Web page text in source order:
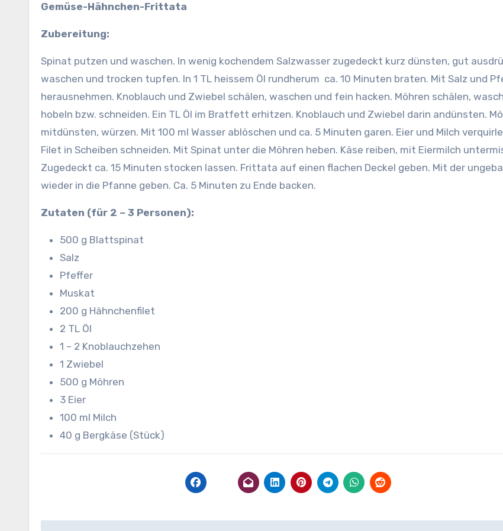
Gemüse-Hähnchen-Frittata
Zubereitung:
Spinat putzen und waschen. In wenig kochendem Salzwasser zugedeckt kurz dünsten, gut
waschen und trocken tupfen. In 1 TL heissem Öl rundherum ca. 10 Minuten braten. Mit Salz und
herausnehmen. Knoblauch und Zwiebel schälen, waschen und fein hacken. Möhren schälen,
hobeln bzw. schneiden. Ein TL Öl im Bratfett erhitzen. Knoblauch und Zwiebel darin andünsten.
mitdünsten, würzen. Mit 100 ml Wasser ablöschen und ca. 5 Minuten garen. Eier und Milch
Filet in Scheiben schneiden. Mit Spinat unter die Möhren heben. Käse reiben, mit Eiermilch
Zugedeckt ca. 15 Minuten stocken lassen. Frittata auf einen flachen Deckel geben. Mit der
wieder in die Pfanne geben. Ca. 5 Minuten zu Ende backen.
Zutaten (für 2 – 3 Personen):
500 g Blattspinat
Salz
Pfeffer
Muskat
200 g Hähnchenfilet
2 TL Öl
1 – 2 Knoblauchzehen
1 Zwiebel
500 g Möhren
3 Eier
100 ml Milch
40 g Bergkäse (Stück)